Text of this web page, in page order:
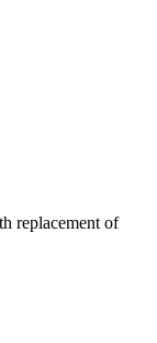
replacement of